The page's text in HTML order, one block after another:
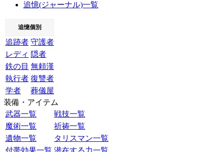
追憶(ジャーナル)一覧
追憶個別
追跡者 守護者
レディ 隠者
鉄の目 無頼漢
執行者 復讐者
学者
葬儀屋
装備・アイテム
武器一覧
戦技一覧
魔術一覧
祈祷一覧
遺物一覧
タリスマン一覧
付帯効果一覧 潜在する力一覧